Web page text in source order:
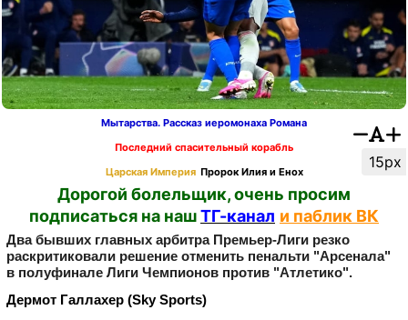
15px
Мытарства. Рассказ иеромонаха Романа
Последний спасительный корабль
Царская Империя Пророк Илия и Енох
Дорогой болельщик, очень просим
подписаться на нашТГ-канал и паблик ВК
Два бывших главных арбитра Премьер‑Лиги резко
раскритиковали решение отменить пенальти "Арсенала"
в полуфинале Лиги Чемпионов против "Атлетико".
Дермот Галлахер (Sky Sports)